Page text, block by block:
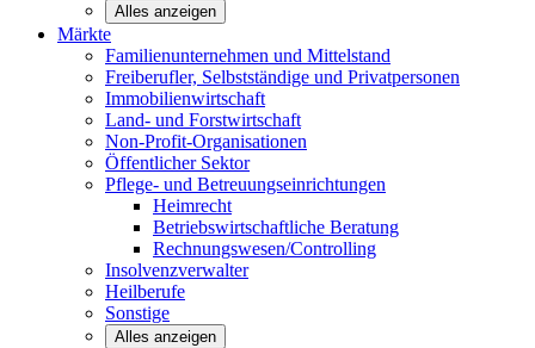
Alles anzeigen
Märkte
Familienunternehmen und Mittelstand
Freiberufler, Selbstständige und Privatpersonen
Immobilienwirtschaft
Land- und Forstwirtschaft
Non-Profit-Organisationen
Öffentlicher Sektor
Pflege- und Betreuungseinrichtungen
Heimrecht
Betriebswirtschaftliche Beratung
Rechnungswesen/Controlling
Insolvenzverwalter
Heilberufe
Sonstige
Alles anzeigen